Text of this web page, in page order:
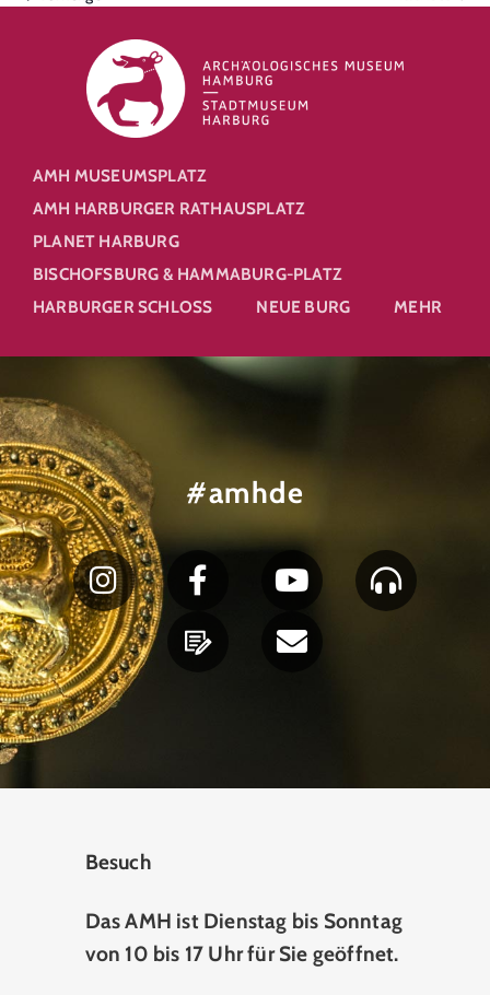
AMH MUSEUMSPLATZ
AMH HARBURGER RATHAUSPLATZ
PLANET HARBURG
BISCHOFSBURG & HAMMABURG-PLATZ
HARBURGER SCHLOSS
NEUE BURG MEHR
#amhde
Besuch
Das AMH ist Dienstag bis Sonntag
von 10 bis 17 Uhr für Sie geöffnet.